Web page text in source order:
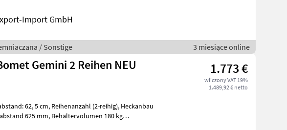
Import GmbH
/ Sonstige 3 miesiące online
Gemini 2 Reihen NEU 1.773 €
wliczony VAT 19%
1.489,92 € netto
(2-reihig), Heckanbau
mm, Behältervolumen 180 kg